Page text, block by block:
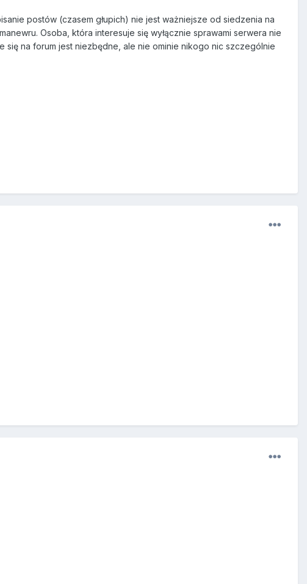
postów (czasem głupich) nie jest ważniejsze od siedzenia na
Osoba, która interesuje się wyłącznie sprawami serwera nie
na forum jest niezbędne, ale nie ominie nikogo nic szczególnie